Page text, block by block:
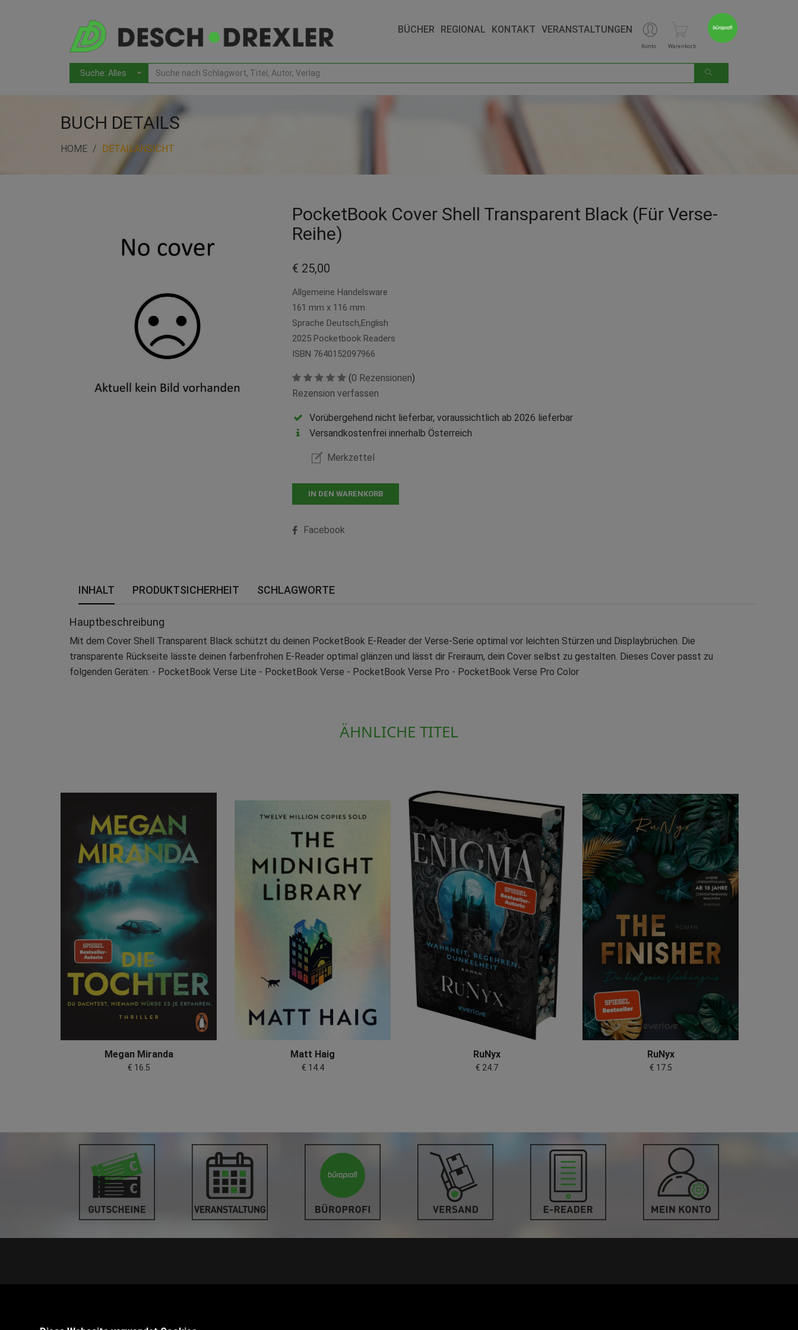
Konto Warenkorb
BÜCHER REGIONAL KONTAKT VERANSTALTUNGEN
BUCH DETAILS
HOME DETAILANSICHT
PocketBook Cover Shell Transparent Black (für Verse-
Reihe)
€ 25,00
Allgemeine Handelsware
161 mm x 116 mm
Sprache Deutsch,English
2025 Pocketbook Readers
ISBN 7640152097966
(0 Rezensionen)
Rezension verfassen
Vorübergehend nicht lieferbar, voraussichtlich ab 2026 lieferbar
Versandkostenfrei innerhalb Österreich
Merkzettel
IN DEN WARENKORB
Facebook
INHALT PRODUKTSICHERHEIT SCHLAGWORTE
Hauptbeschreibung
Mit dem Cover Shell Transparent Black schützt du deinen PocketBook E-Reader der Verse-Serie optimal vor leichten Stürzen und Displaybrüchen. Die
transparente Rückseite lässte deinen farbenfrohen E-Reader optimal glänzen und lässt dir Freiraum, dein Cover selbst zu gestalten. Dieses Cover passt zu
folgenden Geräten: - PocketBook Verse Lite - PocketBook Verse - PocketBook Verse Pro - PocketBook Verse Pro Color
ÄHNLICHE TITEL
Megan Miranda
€ 16.5
Matt Haig
€ 14.4
RuNyx
€ 24.7
RuNyx
€ 17.5